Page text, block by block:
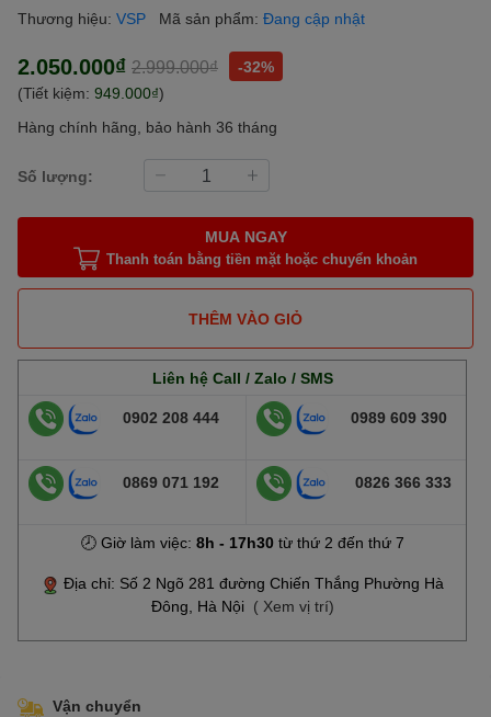
Thương hiệu: VSP Mã sản phẩm: Đang cập nhật
2.050.000₫ 2.999.000₫
-32%
(Tiết kiệm: 949.000₫)
Hàng chính hãng, bảo hành 36 tháng
Số lượng:
MUA NGAY
Thanh toán bằng tiền mặt hoặc chuyển khoản
THÊM VÀO GIỎ
Liên hệ Call / Zalo / SMS
0902 208 444 0989 609 390
0869 071 192 0826 366 333
🕗 Giờ làm việc: 8h - 17h30từ thứ 2 đến thứ 7
Địa chỉ: Số 2 Ngõ 281 đường Chiến Thắng Phường Hà
Đông, Hà Nội ( Xem vị trí)
Vận chuyển